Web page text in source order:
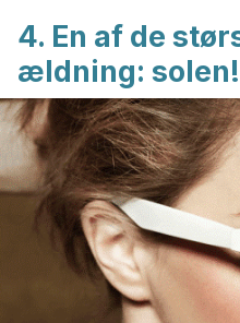
4. En af de
ældning: solen!